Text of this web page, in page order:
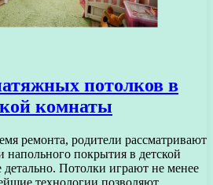
потолков в
комнаты
ремонта, родители рассматривают
напольного покрытия в детской
детально. Потолки играют не менее
технологии позволяют